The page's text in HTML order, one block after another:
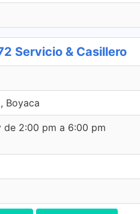
Servicio & Casillero
Boyaca
de 2:00 pm a 6:00 pm